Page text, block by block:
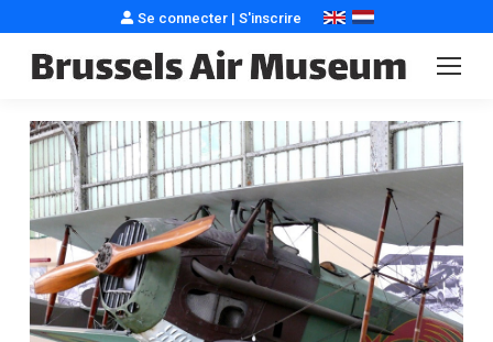
Se connecter| S'inscrire